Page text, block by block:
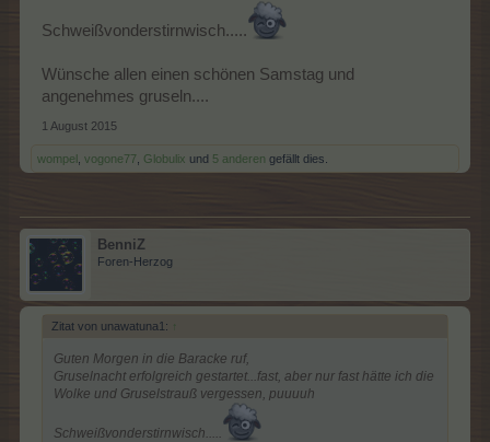
Die Wollknäuel droppen aus allen anpflanzbaren Flächen. Auch
der Zauberbaum liefert ein Wollknäuel. Die Knäuel werden
zusammen mit der Korbweide in der Mühle zu Katzenangeln
verarbeitet. Die Laufzeit ist mit 10 Minuten ohne weitere
Katzenangel:
Schweißvonderstirnwisch.....
Wünsche allen einen schönen Samstag und
angenehmes gruseln....
1 August 2015
wompel vogone77 Globulix und 5 anderen gefällt dies.
BenniZ
Foren-Herzog
Zitat von unawatuna1: ↑
Guten Morgen in die Baracke ruf,
Gruselnacht erfolgreich gestartet...fast, aber nur fast hätte ich die
Wolke und Gruselstrauß vergessen, puuuuh
Schweißvonderstirnwisch.....